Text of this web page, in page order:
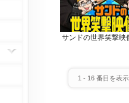
サンドの世界笑撃映
1 - 16 番目を表